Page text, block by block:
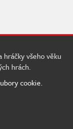
všeho věku
hrách.
cookie.